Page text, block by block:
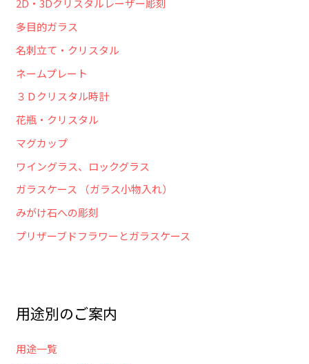
2D・3Dクリスタルレーザー彫刻
多目的ガラス
名刺立て・クリスタル
ネームプレート
３Ｄクリスタル時計
花瓶・クリスタル
マグカップ
ワイングラス、ロックグラス
ガラスケース （ガラス小物入れ）
みがけ石への彫刻
プリザーブドフラワーとガラスケース
用途別のご案内
用途一覧